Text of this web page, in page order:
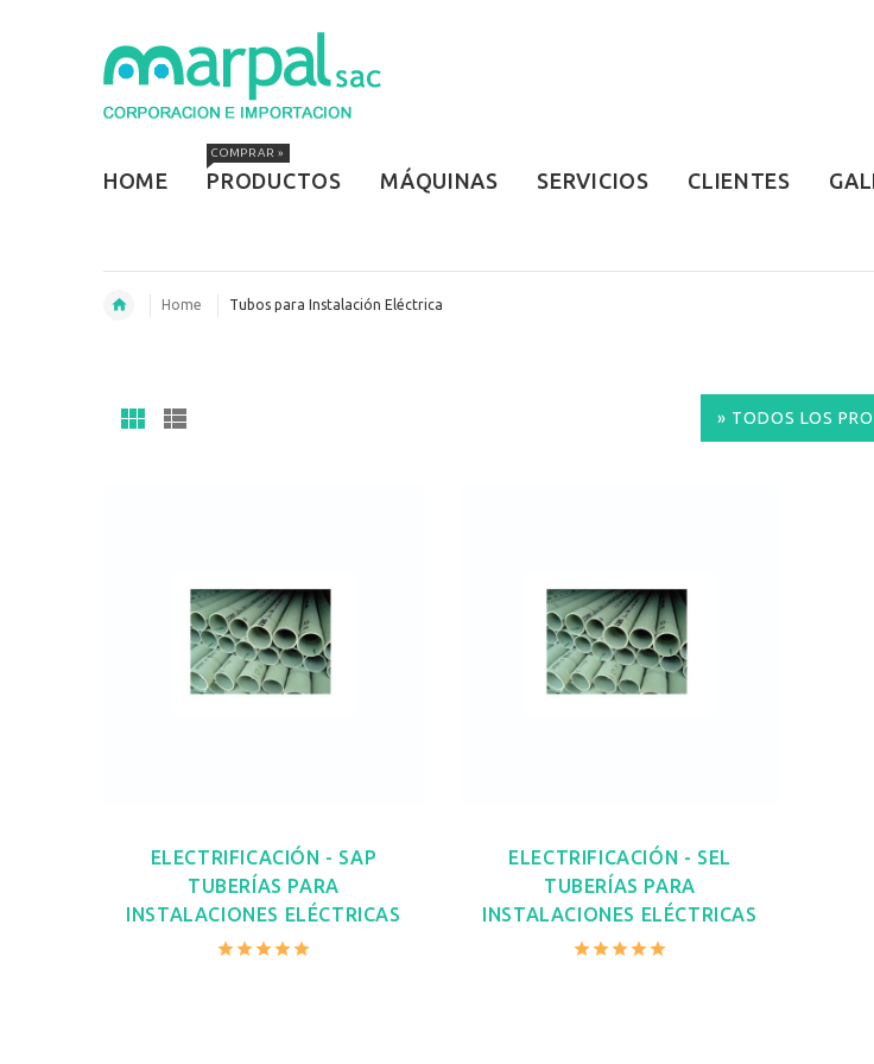
HOME PRODUCTOS
COMPRAR »
MÁQUINAS SERVICIOS CLIENTES
Home Tubos para Instalación Eléctrica
» TODOS LOS
ELECTRIFICACIÓN - SAP
TUBERÍAS PARA
INSTALACIONES ELÉCTRICAS
ELECTRIFICACIÓN - SEL
TUBERÍAS PARA
INSTALACIONES ELÉCTRICAS